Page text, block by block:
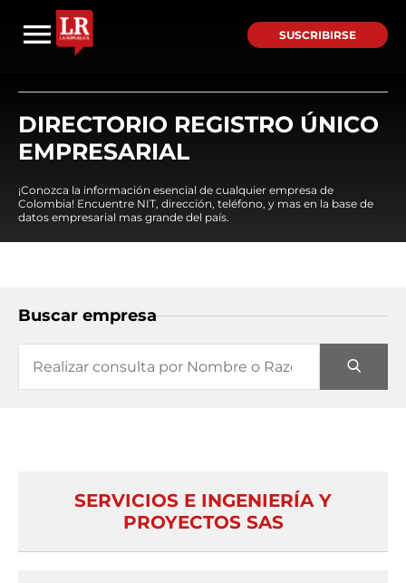
SUSCRIBIRSE
DIRECTORIO REGISTRO ÚNICO
EMPRESARIAL
¡Conozca la información esencial de cualquier empresa de
Colombia! Encuentre NIT, dirección, teléfono, y mas en la base de
datos empresarial mas grande del país.
Buscar empresa
SERVICIOS E INGENIERÍA Y
PROYECTOS SAS